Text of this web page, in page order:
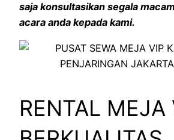
saja konsultasikan segala
acara anda kepada kami.
RENTAL MEJA